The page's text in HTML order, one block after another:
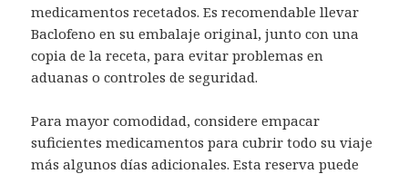
medicamentos recetados. Es recomendable llevar
Baclofeno en su embalaje original, junto con una
copia de la receta, para evitar problemas en
aduanas o controles de seguridad.
Para mayor comodidad, considere empacar
suficientes medicamentos para cubrir todo su viaje
más algunos días adicionales. Esta reserva puede